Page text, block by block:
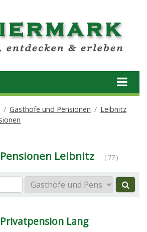
Gasthöfe und Pensionen
Leibnitz
Leibnitz ( 77 )
Privatpension Lang